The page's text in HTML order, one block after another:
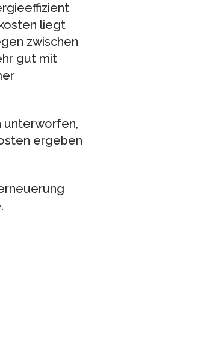
liegt
zwischen
gut mit
unterworfen,
ergeben